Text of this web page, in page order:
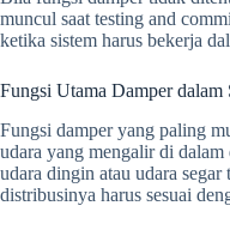
muncul saat testing and
ketika sistem harus bekerja
Fungsi Utama Damper
Fungsi damper yang paling
udara yang mengalir di
udara dingin atau udara
distribusinya harus sesuai